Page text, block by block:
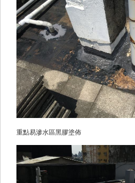
重點易滲水區黑膠塗佈